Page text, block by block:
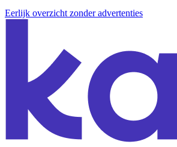
Eerlijk overzicht zonder advertenties